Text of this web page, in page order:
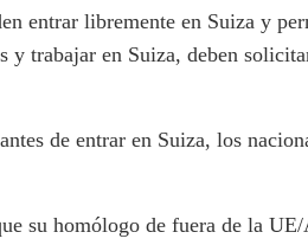
entrar libremente en Suiza y
y trabajar en Suiza, deben
de entrar en Suiza, los
su homólogo de fuera de la